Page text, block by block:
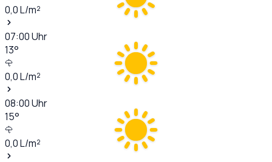
0,0L/m²
07:00Uhr
13°
0,0L/m²
08:00Uhr
15°
0,0L/m²